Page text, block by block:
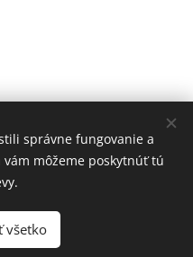
správne fungovanie a
môžeme poskytnúť tú
všetko